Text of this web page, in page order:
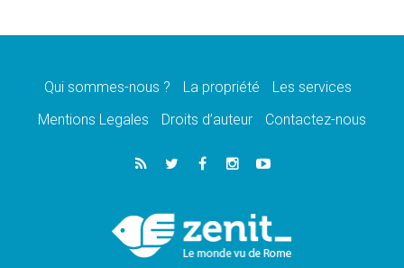
09.08.2026
09.08.2026
et à la protection des civils
Déclaration d'Addis-Abeba du SCEAM sur
l'Éducation Catholique en Afrique
En Cisjordanie, les chrétiens se sentent
seuls face à la violence des colons
Qui sommes-nous ? La propriété
Les services
Mentions Legales
Droits d’auteur Contactez-nous